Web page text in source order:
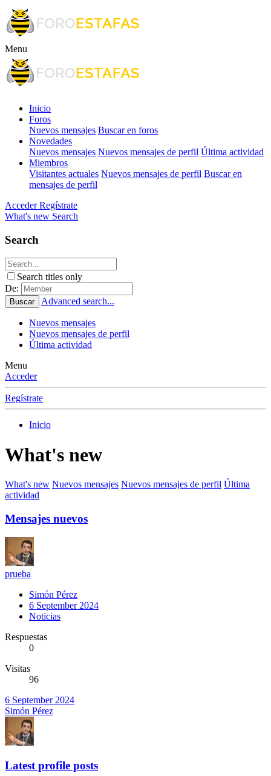
Menu
Inicio
Foros
Nuevos mensajes Buscar en foros
Novedades
Nuevos mensajes Nuevos mensajes de perfil Última actividad
Miembros
Visitantes actuales Nuevos mensajes de perfil Buscar en
mensajes de perfil
Acceder Regístrate
What's new Search
Search
Search titles only
De:
Buscar Advanced search...
Nuevos mensajes
Nuevos mensajes de perfil
Última actividad
Menu
Acceder
Regístrate
Inicio
What's new
What's new Nuevos mensajes Nuevos mensajes de perfil Última
actividad
Mensajes nuevos
prueba
Simón Pérez
6 September 2024
Noticias
Respuestas
0
Visitas
96
6 September 2024
Simón Pérez
Latest profile posts